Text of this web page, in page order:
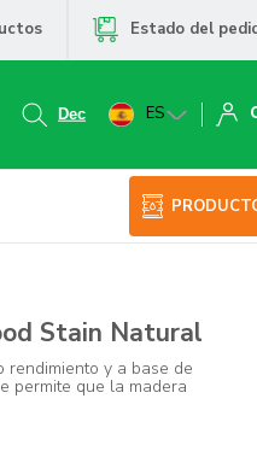
Estado del
ES
Stain Natural
y a base de
permite que la madera